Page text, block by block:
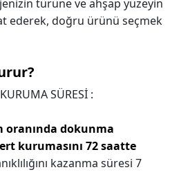
türüne ve ahşap yüzeyin
ederek, doğru ürünü seçmek
KURUMA SÜRESİ :
oranında dokunma
kurumasını 72 saatte
kazanma süresi 7